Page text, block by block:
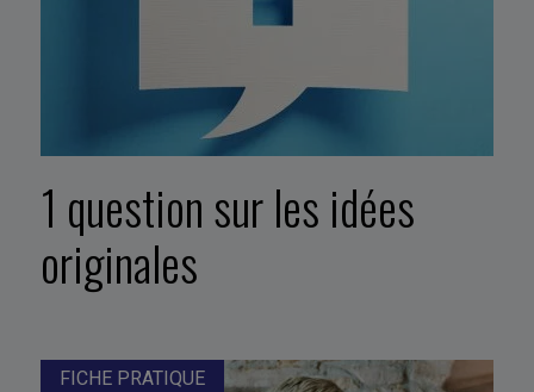
1 question sur les idées
originales
FICHE PRATIQUE